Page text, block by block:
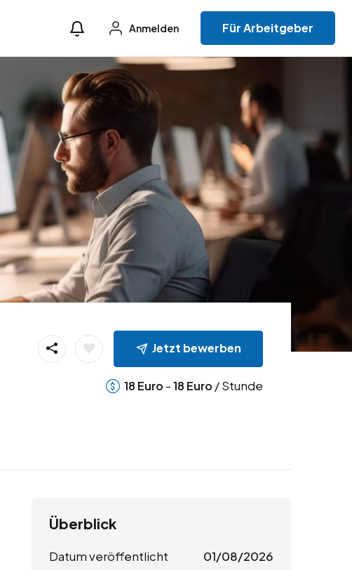
Anmelden Für Arbeitgeber
Jetzt bewerben
18 Euro -18 Euro / Stunde
Überblick
Datum veröffentlicht 01/08/2026